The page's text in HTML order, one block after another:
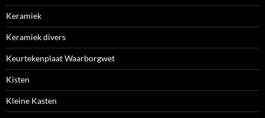
Keramiek
Keramiek divers
Keurtekenplaat Waarborgwet
Kisten
Kleine Kasten